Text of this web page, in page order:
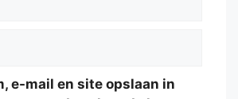
e-mail en site opslaan in